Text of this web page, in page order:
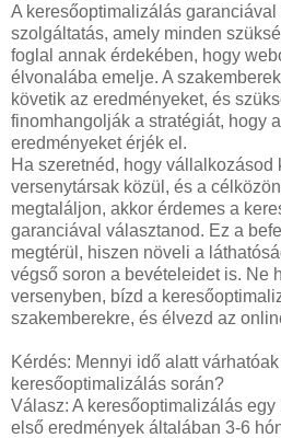
A keresőoptimalizálás garanciával
szolgáltatás, amely minden
foglal annak érdekében, hogy
élvonalába emelje. A
követik az eredményeket, és
finomhangolják a stratégiát, hogy
eredményeket érjék el.
Ha szeretnéd, hogy vállalkozásod
versenytársak közül, és a
megtaláljon, akkor érdemes a
garanciával választanod. Ez a
megtérül, hiszen növeli a
végső soron a bevételeidet is. Ne
versenyben, bízd a
szakemberekre, és élvezd az
Kérdés: Mennyi idő alatt
keresőoptimalizálás során?
Válasz: A keresőoptimalizálás
első eredmények általában 3-6